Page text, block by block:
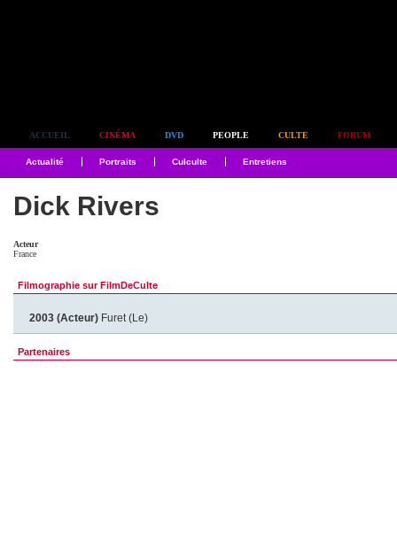
ACCUEIL CINÉMA DVD PEOPLE CULTE FORUM
Actualité Portraits Culculte Entretiens
Dick Rivers
Acteur
France
Filmographie sur FilmDeCulte
2003 (Acteur) Furet (Le)
Partenaires